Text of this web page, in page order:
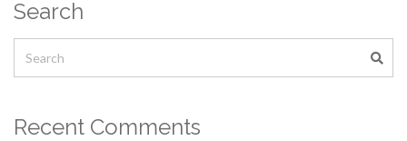
Search
Recent Comments